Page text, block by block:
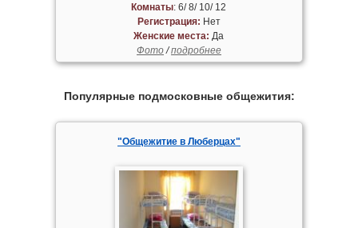
Комнаты: 6/ 8/ 10/ 12
Регистрация: Нет
Женские места: Да
Фото/подробнее
Популярные подмосковные общежития:
"Общежитие в Люберцах"